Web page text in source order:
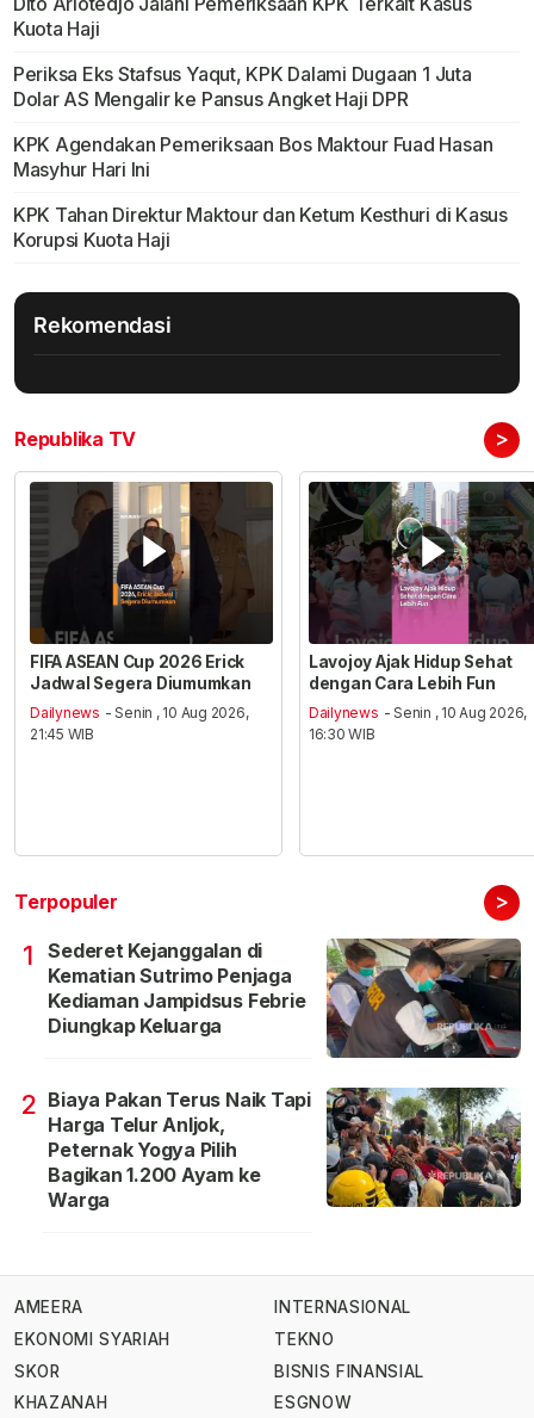
Kuota Haji
Periksa Eks Stafsus Yaqut, KPK Dalami Dugaan 1 Juta
Dolar AS Mengalir ke Pansus Angket Haji DPR
KPK Agendakan Pemeriksaan Bos Maktour Fuad Hasan
Masyhur Hari Ini
KPK Tahan Direktur Maktour dan Ketum Kesthuri di Kasus
Korupsi Kuota Haji
Rekomendasi
Republika TV >
FIFA ASEAN Cup 2026 Erick
Jadwal Segera Diumumkan
Dailynews - Senin , 10 Aug 2026,
21:45 WIB
Lavojoy Ajak Hidup Sehat
dengan Cara Lebih Fun
Dailynews - Senin , 10 Aug 2026,
16:30 WIB
Terpopuler >
1
Sederet Kejanggalan di
Kematian Sutrimo Penjaga
Kediaman Jampidsus Febrie
Diungkap Keluarga
2 Biaya Pakan Terus Naik Tapi
Harga Telur Anljok,
Peternak Yogya Pilih
Bagikan 1.200 Ayam ke
Warga
AMEERA
EKONOMI SYARIAH
SKOR
KHAZANAH
INTERNASIONAL
TEKNO
BISNIS FINANSIAL
ESGNOW